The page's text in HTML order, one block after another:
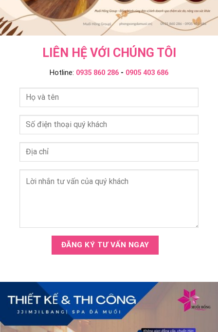
LIÊN HỆ VỚI CHÚNG TÔI
Hotline: 0935 860 286 - 0905 403 686